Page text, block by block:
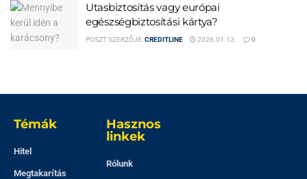
Utasbiztosítás vagy európai
egészségbiztosítási kártya?
POSZT SZERZŐJE:CREDITLINE 2026.01.12. 0
Témák
Hitel
Megtakarítás
Hasznos
linkek
Rólunk